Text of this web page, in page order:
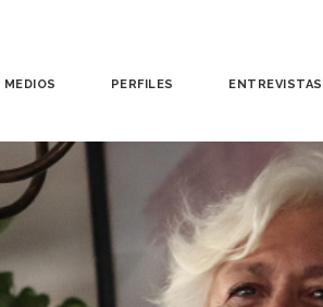
MEDIOS PERFILES ENTREVISTAS